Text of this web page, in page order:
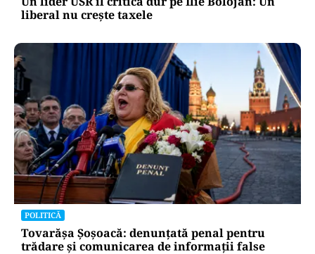
POLITICĂ
Un lider USR îl critică dur pe Ilie Bolojan: Un
liberal nu crește taxele